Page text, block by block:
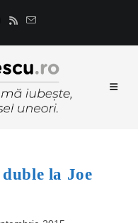
la Joe